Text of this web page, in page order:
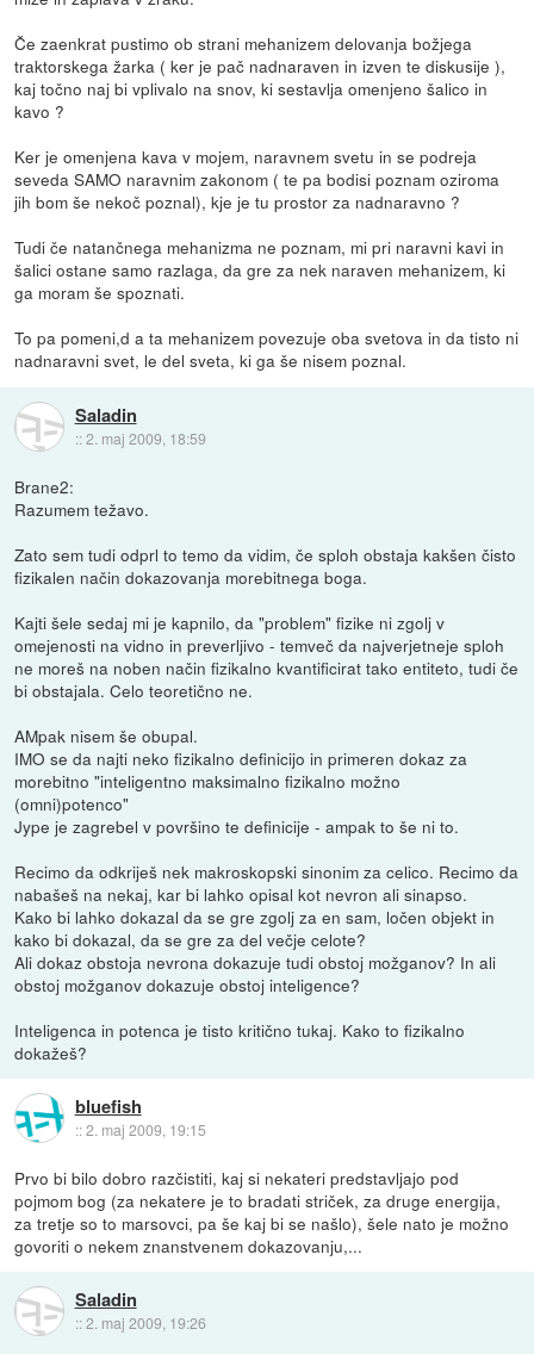
Če zaenkrat pustimo ob strani mehanizem delovanja božjega
traktorskega žarka ( ker je pač nadnaraven in izven te diskusije ),
kaj točno naj bi vplivalo na snov, ki sestavlja omenjeno šalico in
kavo ?
Ker je omenjena kava v mojem, naravnem svetu in se podreja
seveda SAMO naravnim zakonom ( te pa bodisi poznam oziroma
jih bom še nekoč poznal), kje je tu prostor za nadnaravno ?
Tudi če natančnega mehanizma ne poznam, mi pri naravni kavi in
šalici ostane samo razlaga, da gre za nek naraven mehanizem, ki
ga moram še spoznati.
To pa pomeni,d a ta mehanizem povezuje oba svetova in da tisto ni
nadnaravni svet, le del sveta, ki ga še nisem poznal.
Saladin
::2. maj 2009, 18:59
Brane2:
Razumem težavo.
Zato sem tudi odprl to temo da vidim, če sploh obstaja kakšen čisto
fizikalen način dokazovanja morebitnega boga.
Kajti šele sedaj mi je kapnilo, da "problem" fizike ni zgolj v
omejenosti na vidno in preverljivo - temveč da najverjetneje sploh
ne moreš na noben način fizikalno kvantificirat tako entiteto, tudi če
bi obstajala. Celo teoretično ne.
AMpak nisem še obupal.
IMO se da najti neko fizikalno definicijo in primeren dokaz za
morebitno "inteligentno maksimalno fizikalno možno
(omni)potenco"
Jype je zagrebel v površino te definicije - ampak to še ni to.
Recimo da odkriješ nek makroskopski sinonim za celico. Recimo da
nabašeš na nekaj, kar bi lahko opisal kot nevron ali sinapso.
Kako bi lahko dokazal da se gre zgolj za en sam, ločen objekt in
kako bi dokazal, da se gre za del večje celote?
Ali dokaz obstoja nevrona dokazuje tudi obstoj možganov? In ali
obstoj možganov dokazuje obstoj inteligence?
Inteligenca in potenca je tisto kritično tukaj. Kako to fizikalno
dokažeš?
bluefish
::2. maj 2009, 19:15
Prvo bi bilo dobro razčistiti, kaj si nekateri predstavljajo pod
pojmom bog (za nekatere je to bradati striček, za druge energija,
za tretje so to marsovci, pa še kaj bi se našlo), šele nato je možno
govoriti o nekem znanstvenem dokazovanju,...
Saladin
::2. maj 2009, 19:26